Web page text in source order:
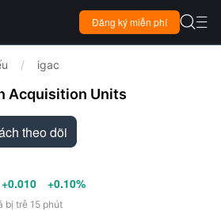
Đăng ký miễn phí  
/ igac
Acquisition Units
theo dõi
+0.010 +0.10%
bị trễ 15 phút